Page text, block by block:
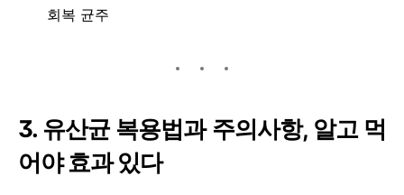
회복 균주
3. 유산균 복용법과 주의사항, 알고 먹
어야 효과 있다